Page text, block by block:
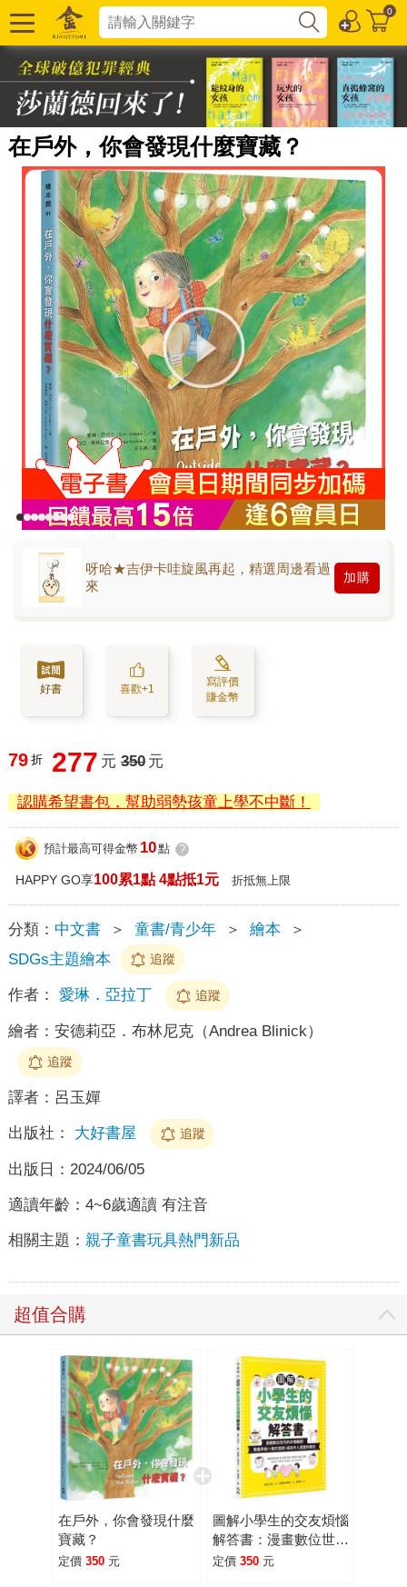
0
在戶外，你會發現什麼寶藏？
呀哈★吉伊卡哇旋風再起，精選周邊看過
來
加購
好書 喜歡+1
寫評價
賺金幣
79 折 277 元 350 元
認購希望書包，幫助弱勢孩童上學不中斷！
預計最高可得金幣 10點 ?
HAPPY GO享100累1點 4點抵1元 折抵無上限
分類： 中文書 ＞ 童書/青少年 ＞ 繪本
＞
SDGs主題繪本
追蹤
作者： 愛琳．亞拉丁 追蹤
繪者： 安德莉亞．布林尼克（Andrea Blinick）
追蹤
譯者： 呂玉嬋
出版社： 大好書屋 追蹤
出版日： 2024/06/05
適讀年齡： 4~6歲適讀 有注音
相關主題： 親子童書玩具熱門新品
超值合購
在戶外，你會發現什麼
寶藏？
定價 350 元
圖解小學生的交友煩惱
解答書：漫畫數位世代
的友情難題，尊重界線
定價 350 元